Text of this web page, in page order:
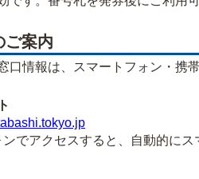
ご案内
口情報は、スマートフォン・携
アクセスすると、自動的にス